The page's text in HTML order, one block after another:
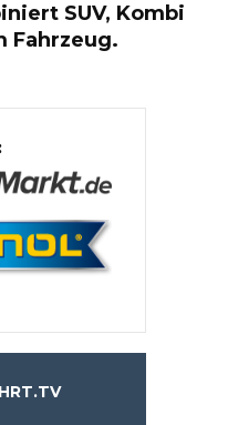
SUV, Kombi
Fahrzeug.